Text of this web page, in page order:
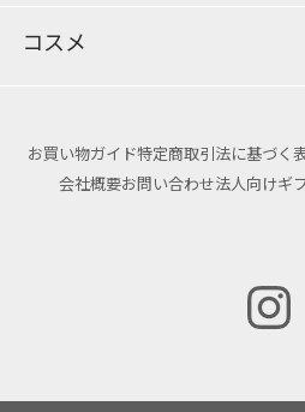
コスメ
お買い物ガイド特定商取引法に基づく
会社概要お問い合わせ法人向けギ